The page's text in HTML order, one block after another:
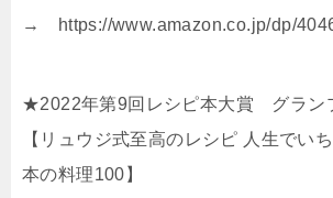
→ https://www.amazon.co.jp/dp/
★2022年第9回レシピ本大賞 グラン
【リュウジ式至高のレシピ 人生でい
本の料理100】